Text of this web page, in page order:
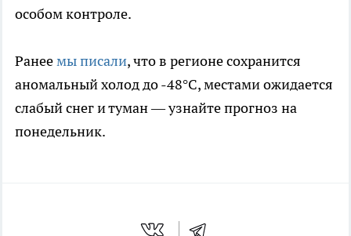
особом контроле.
Ранеемы писали, что в регионе сохранится
аномальный холод до -48°C, местами ожидается
слабый снег и туман — узнайте прогноз на
понедельник.